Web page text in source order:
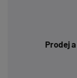
Prodej